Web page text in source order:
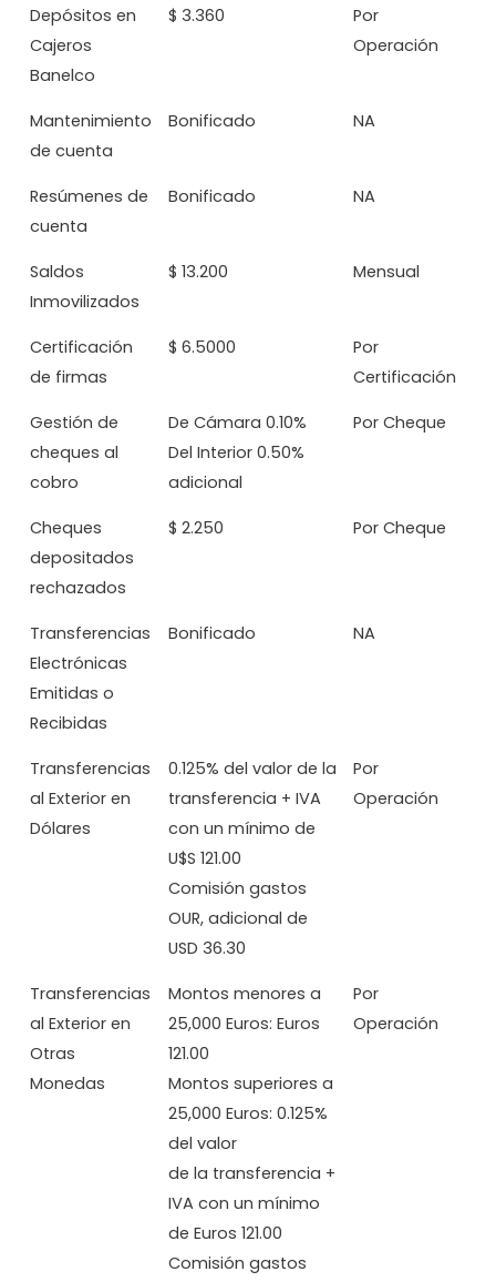
Depósitos en
Cajeros
Banelco
$ 3.360
Por
Operación
Mantenimiento
de cuenta
Bonificado NA
Resúmenes de
cuenta
Bonificado NA
Saldos
Inmovilizados
$ 13.200 Mensual
Certificación
de firmas
$ 6.5000
Por
Certificación
Gestión de
cheques al
cobro
De Cámara 0.10%
Del Interior 0.50%
adicional
Por Cheque
Cheques
depositados
rechazados
$ 2.250 Por Cheque
Transferencias
Electrónicas
Emitidas o
Recibidas
Bonificado NA
Transferencias
al Exterior en
Dólares
0.125% del valor de la
transferencia + IVA
con un mínimo de
U$S 121.00
Comisión gastos
OUR, adicional de
USD 36.30
Por
Operación
Transferencias
al Exterior en
Otras
Monedas
Montos menores a
25,000 Euros: Euros
121.00
Montos superiores a
25,000 Euros: 0.125%
del valor
de la transferencia +
IVA con un mínimo
de Euros 121.00
Comisión gastos
Por
Operación